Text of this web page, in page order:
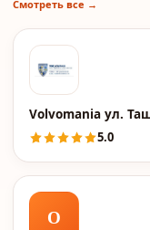
Смотреть все →
Volvomania ул.
5.0
О